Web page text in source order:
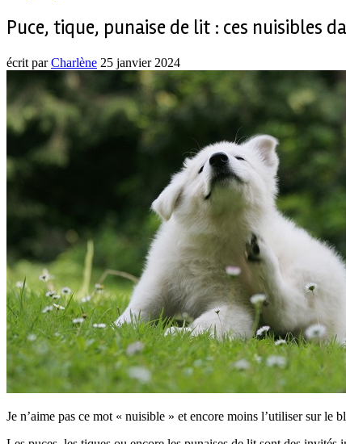
Puce, tique, punaise de lit : ces nuisibles
écrit parCharlène 25 janvier 2024
Je n’aime pas ce mot « nuisible » et encore moins l’utiliser sur